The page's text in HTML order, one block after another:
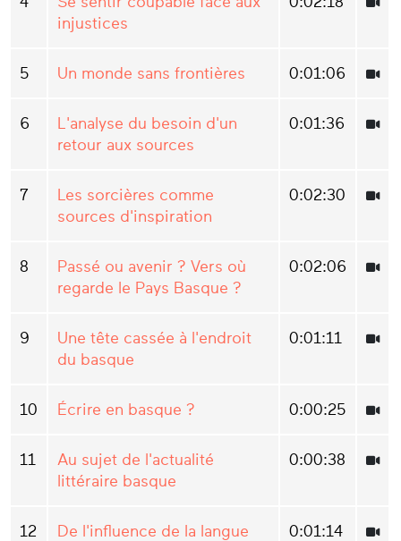
injustices
5 Un monde sans frontières 0:01:06
6
L'analyse du besoin d'un
retour aux sources
0:01:36
7
Les sorcières comme
sources d'inspiration
0:02:30
8
Passé ou avenir ? Vers où
regarde le Pays Basque ?
0:02:06
9
Une tête cassée à l'endroit
du basque
0:01:11
10 Écrire en basque ? 0:00:25
11
Au sujet de l'actualité
littéraire basque
0:00:38
12
De l'influence de la langue
0:01:14